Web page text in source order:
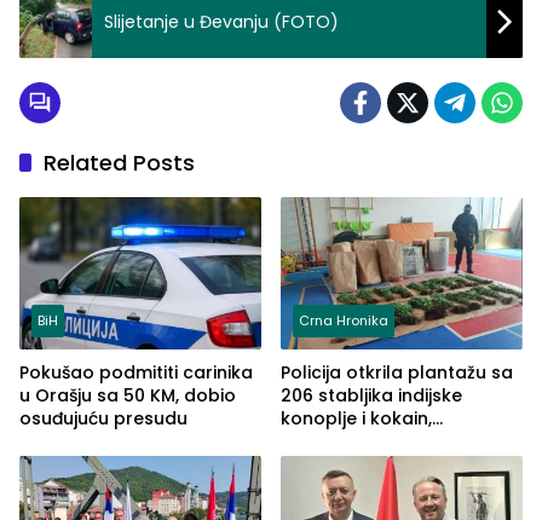
Slijetanje u Đevanju (FOTO)
Related Posts
BiH
Pokušao podmititi carinika
u Orašju sa 50 KM, dobio
osuđujuću presudu
Crna Hronika
Policija otkrila plantažu sa
206 stabljika indijske
konoplje i kokain,
(FOTO)